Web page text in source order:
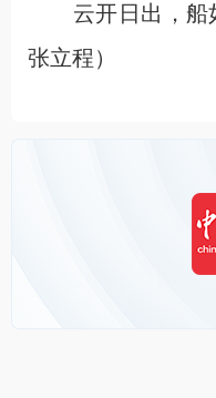
云开日出，船如
张立程）